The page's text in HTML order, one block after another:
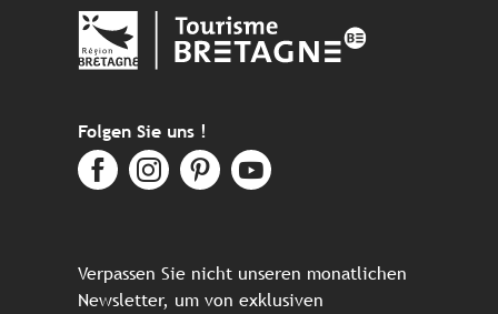
Folgen Sie uns !
Verpassen Sie nicht unseren monatlichen
Newsletter, um von exklusiven